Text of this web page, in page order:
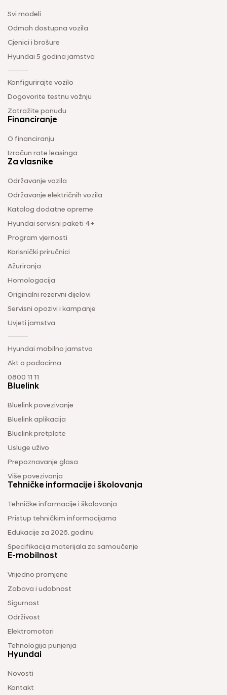
Svi modeli
Odmah dostupna vozila
Cjenici i brošure
Hyundai 5 godina jamstva
Konfigurirajte vozilo
Dogovorite testnu vožnju
Zatražite ponudu
Financiranje
O financiranju
Izračun rate leasinga
Za vlasnike
Održavanje vozila
Održavanje električnih vozila
Katalog dodatne opreme
Hyundai servisni paketi 4+
Program vjernosti
Korisnički priručnici
Ažuriranja
Homologacija
Originalni rezervni dijelovi
Servisni opozivi i kampanje
Uvjeti jamstva
Hyundai mobilno jamstvo
Akt o podacima
0800 11 11
Bluelink
Bluelink povezivanje
Bluelink aplikacija
Bluelink pretplate
Usluge uživo
Prepoznavanje glasa
Više povezivanja
Tehničke informacije i školovanja
Tehničke informacije i školovanja
Pristup tehničkim informacijama
Edukacije za 2026. godinu
Specifikacija materijala za samoučenje
E-mobilnost
Vrijedno promjene
Zabava i udobnost
Sigurnost
Održivost
Elektromotori
Tehnologija punjenja
Hyundai
Novosti
Kontakt